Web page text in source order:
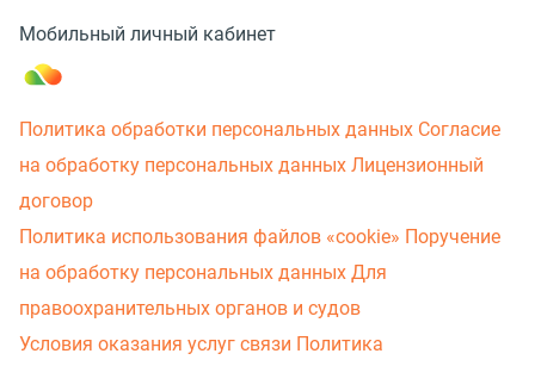
Мобильный личный кабинет
Политика обработки персональных данных Согласие
на обработку персональных данных Лицензионный
договор
Политика использования файлов «cookie» Поручение
на обработку персональных данных Для
правоохранительных органов и судов
Условия оказания услуг связи Политика